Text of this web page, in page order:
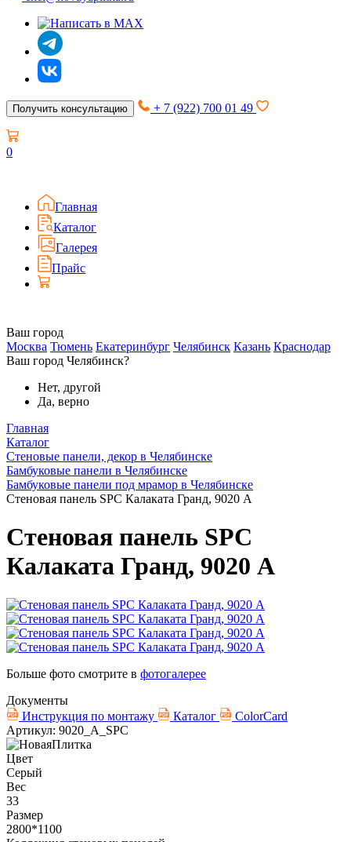
Получить консультацию + 7 (922) 700 01 49
0
Главная
Каталог
Галерея
Прайс
Ваш город
Москва Тюмень Екатеринбург Челябинск Казань Краснодар
Ваш город Челябинск?
Нет, другой
Да, верно
Главная
Каталог
Стеновые панели, декор в Челябинске
Бамбуковые панели в Челябинске
Бамбуковые панели под мрамор в Челябинске
Стеновая панель SPC Калаката Гранд, 9020 A
Стеновая панель SPC
Калаката Гранд, 9020 A
Больше фото смотрите в фотогалерее
Документы
Инструкция по монтажу
Каталог
ColorCard
Артикул: 9020_A_SPC
Цвет
Серый
Вес
33
Размер
2800*1100